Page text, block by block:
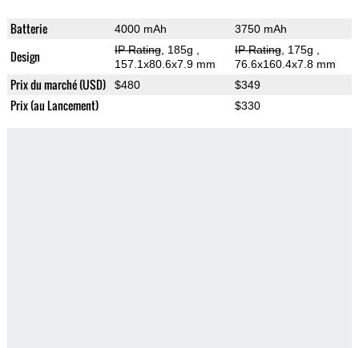
Batterie 4000 mAh 3750 mAh
Design IP Rating, 185g
157.1x80.6x7.9 mm
IP Rating, 175g
76.6x160.4x7.8 mm
Prix du marché (USD) $480 $349
Prix (au Lancement) $330